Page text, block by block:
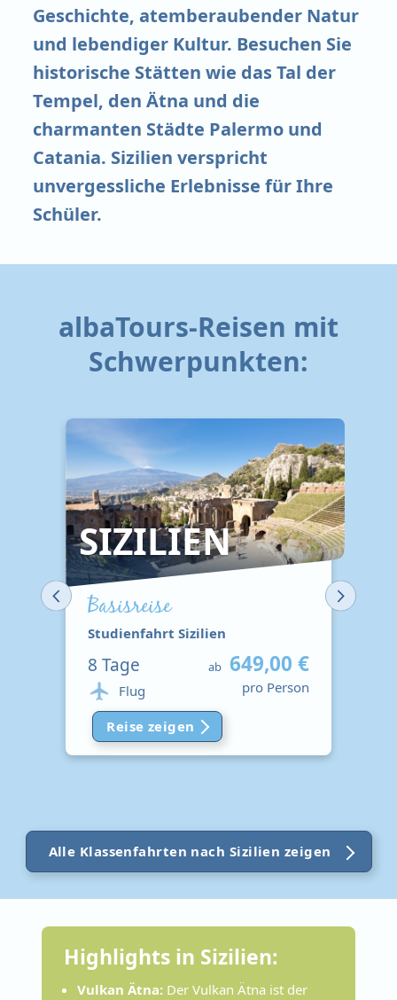
Geschichte, atemberaubender Natur
und lebendiger Kultur. Besuchen Sie
historische Stätten wie das Tal der
Tempel, den Ätna und die
charmanten Städte Palermo und
Catania. Sizilien verspricht
unvergessliche Erlebnisse für Ihre
Schüler.
albaTours-Reisen mit
Schwerpunkten:
SIZILIEN
Basisreise
Studienfahrt Sizilien
8 Tage
Flug
ab 649,00 €
pro Person
Reise zeigen
Alle Klassenfahrten nach Sizilien zeigen
Highlights in Sizilien:
Vulkan Ätna: Der Vulkan Ätna ist der